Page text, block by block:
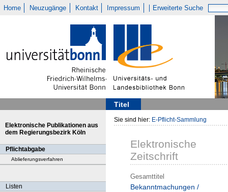
Home Neuzugänge Kontakt Impressum Erweiterte Suche
Titel
Elektronische Publikationen aus
dem Regierungsbezirk Köln
Pflichtabgabe
Ablieferungsverfahren
Listen
Sie sind hier: E-Pflicht-Sammlung
Elektronische
Zeitschrift
Gesamttitel
Bekanntmachungen /